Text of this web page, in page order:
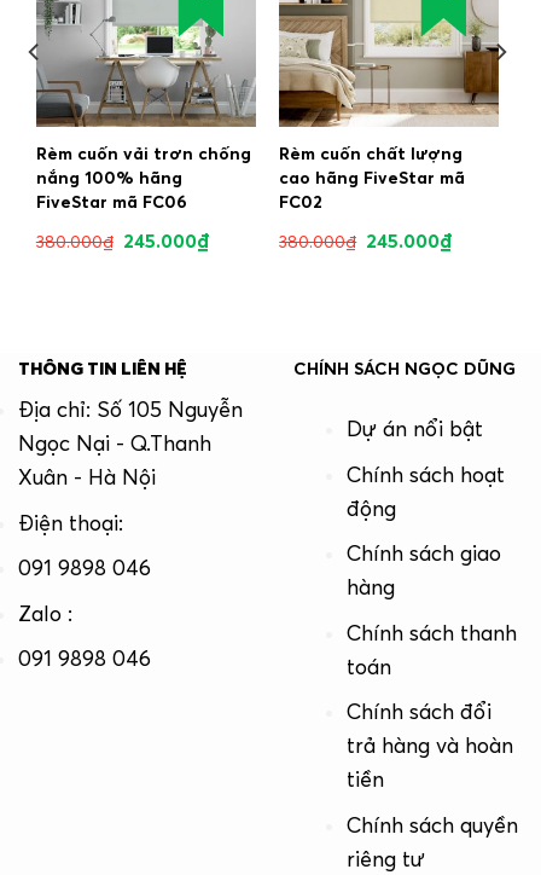
Rèm cuốn vải trơn chống
nắng 100% hãng
FiveStar mã FC06
380.000₫ 245.000₫
Rèm cuốn chất lượng
cao hãng FiveStar mã
FC02
380.000₫ 245.000₫
THÔNG TIN LIÊN HỆ
Địa chỉ: Số 105 Nguyễn
Ngọc Nại - Q.Thanh
Xuân - Hà Nội
Điện thoại:
091 9898 046
Zalo :
091 9898 046
CHÍNH SÁCH NGỌC DŨNG
Dự án nổi bật
Chính sách hoạt
động
Chính sách giao
hàng
Chính sách thanh
toán
Chính sách đổi
trả hàng và hoàn
tiền
Chính sách quyền
riêng tư